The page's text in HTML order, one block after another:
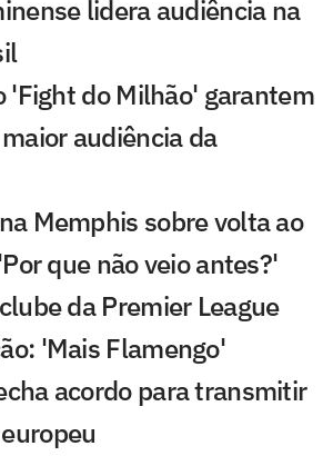
lidera audiência na
'Fight do Milhão' garantem
audiência da
Memphis sobre volta ao
que não veio antes?'
da Premier League
'Mais Flamengo'
acordo para transmitir